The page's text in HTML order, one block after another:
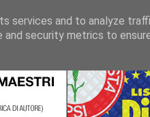
services and to analyze
security metrics to